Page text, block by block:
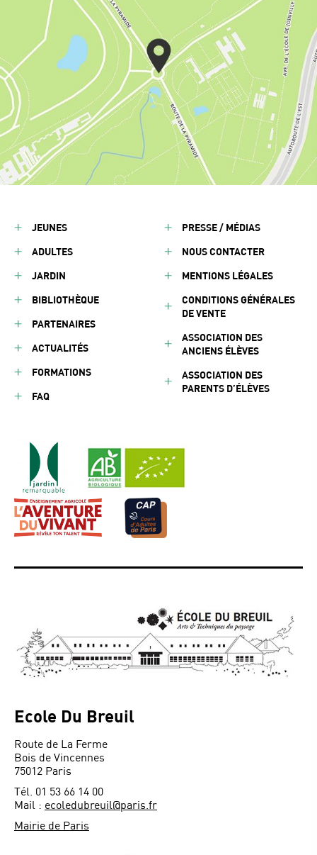
JEUNES
ADULTES
JARDIN
BIBLIOTHÈQUE
PARTENAIRES
ACTUALITÉS
FORMATIONS
FAQ
PRESSE / MÉDIAS
NOUS CONTACTER
MENTIONS LÉGALES
CONDITIONS GÉNÉRALES
DE VENTE
ASSOCIATION DES
ANCIENS ÉLÈVES
ASSOCIATION DES
PARENTS D’ÉLÈVES
Ecole Du Breuil
Route de La Ferme
Bois de Vincennes
75012 Paris
Tél. 01 53 66 14 00
Mail : ecoledubreuil@paris.fr
Mairie de Paris